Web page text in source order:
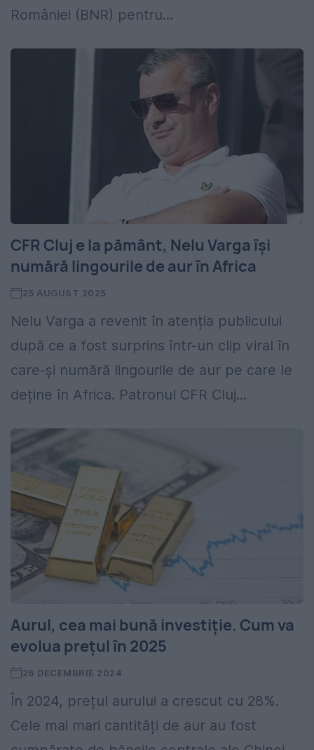
României (BNR) pentru...
CFR Cluj e la pământ, Nelu Varga își
numără lingourile de aur în Africa
25 AUGUST 2025
Nelu Varga a revenit în atenția publicului
după ce a fost surprins într-un clip viral în
care-și numără lingourile de aur pe care le
deține în Africa. Patronul CFR Cluj...
Aurul, cea mai bună investiție. Cum va
evolua prețul în 2025
26 DECEMBRIE 2024
În 2024, prețul aurului a crescut cu 28%.
Cele mai mari cantități de aur au fost